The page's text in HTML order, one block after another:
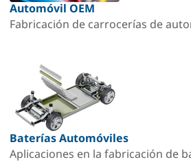
Automóvil OEM
Fabricación de carrocerías de
Baterías Automóviles
Aplicaciones en la fabricación de